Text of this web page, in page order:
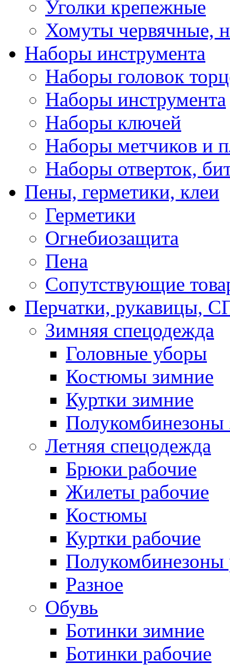
Уголки крепежные
Хомуты червячные,
Наборы инструмента
Наборы головок
Наборы инструмента
Наборы ключей
Наборы метчиков и
Наборы отверток,
Пены, герметики, клеи
Герметики
Огнебиозащита
Пена
Сопутствующие
Перчатки,
Зимняя спецодежда
Головные уборы
Костюмы зимние
Куртки зимние
Полукомбинезоны
Летняя спецодежда
Брюки рабочие
Жилеты рабочие
Костюмы
Куртки рабочие
Полукомбинезоны
Разное
Обувь
Ботинки зимние
Ботинки рабочие